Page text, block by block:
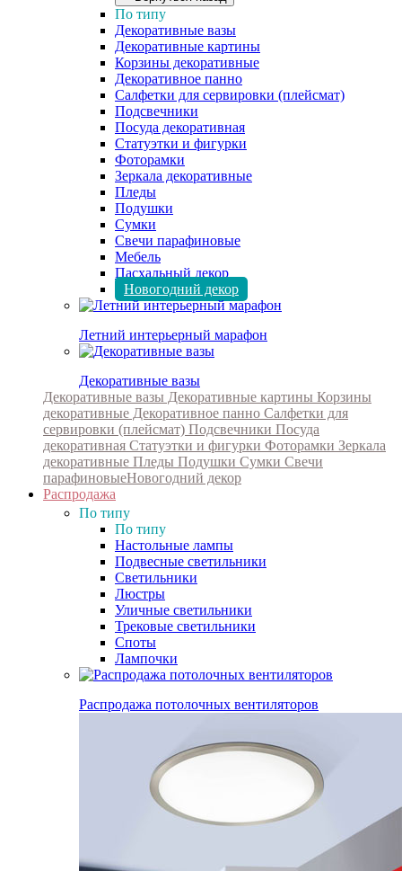
По типу
Декоративные вазы
Декоративные картины
Корзины декоративные
Декоративное панно
Салфетки для сервировки (плейсмат)
Подсвечники
Посуда декоративная
Статуэтки и фигурки
Фоторамки
Зеркала декоративные
Пледы
Подушки
Сумки
Свечи парафиновые
Мебель
Пасхальный декор
Новогодний декор
Летний интерьерный марафон
Декоративные вазы
Декоративные вазы Декоративные картины Корзины
декоративные Декоративное панно Салфетки для
сервировки (плейсмат) Подсвечники Посуда
декоративная Статуэтки и фигурки Фоторамки Зеркала
декоративные Пледы Подушки Сумки Свечи
парафиновыеНовогодний декор
Распродажа
По типу
По типу
Настольные лампы
Подвесные светильники
Светильники
Люстры
Уличные светильники
Трековые светильники
Споты
Лампочки
Распродажа потолочных вентиляторов